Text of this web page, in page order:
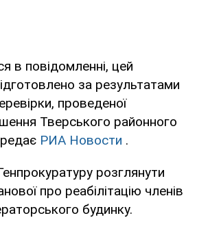
в повідомленні, цей
за результатами
проведеної
Тверського районного
РИА Новости .
розглянути
про реабілітацію членів
будинку.